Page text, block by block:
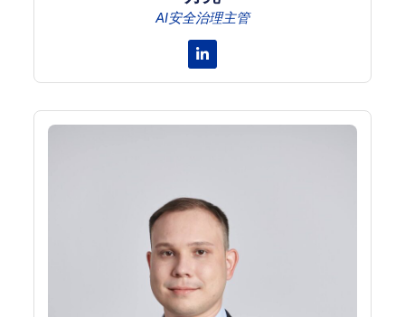
AI安全治理主管
Linkedin